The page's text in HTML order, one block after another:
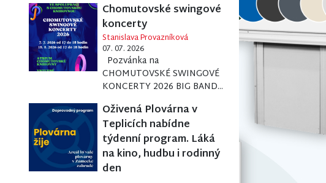
Chomutovské swingové
koncerty
Stanislava Provazníková
07. 07. 2026
Pozvánka na
CHOMUTOVSKÉ SWINGOVÉ
KONCERTY 2026 BIG BAND...
Oživená Plovárna v
Teplicích nabídne
týdenní program. Láká
na kino, hudbu i rodinný
den